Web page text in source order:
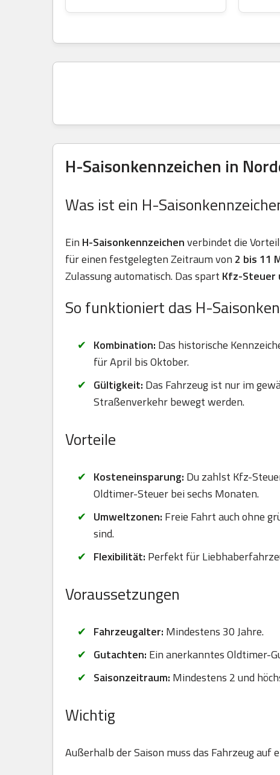
H-Saisonkennzeichen in
Was ist ein H-
Ein H-Saisonkennzeichenverbindet die
für einen festgelegten Zeitraum von 2 bis 11
Zulassung automatisch. Das spart Kfz-Steuer
So funktioniert das H-
Kombination: Das historische
für April bis Oktober.
Gültigkeit: Das Fahrzeug ist nur im
Straßenverkehr bewegt werden.
Vorteile
Kosteneinsparung: Du zahlst Kfz-
Oldtimer-Steuer bei sechs Monaten.
Umweltzonen: Freie Fahrt auch ohne
sind.
Flexibilität: Perfekt für
Voraussetzungen
Fahrzeugalter: Mindestens 30 Jahre.
Gutachten: Ein anerkanntes Oldtimer-
Saisonzeitraum: Mindestens 2 und
Wichtig
Außerhalb der Saison muss das Fahrzeug auf